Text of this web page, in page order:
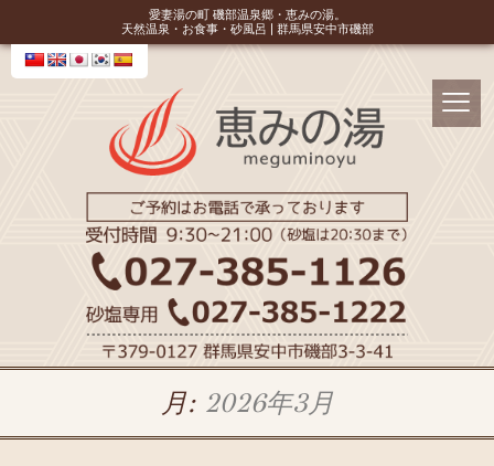
愛妻湯の町 磯部温泉郷・恵みの湯。
天然温泉・お食事・砂風呂 | 群馬県安中市磯部
月: 2026年3月